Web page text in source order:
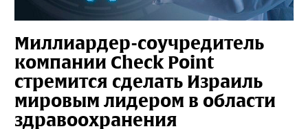
Миллиардер-соучредитель
компании Check Point
стремится сделать Израиль
мировым лидером в области
здравоохранения